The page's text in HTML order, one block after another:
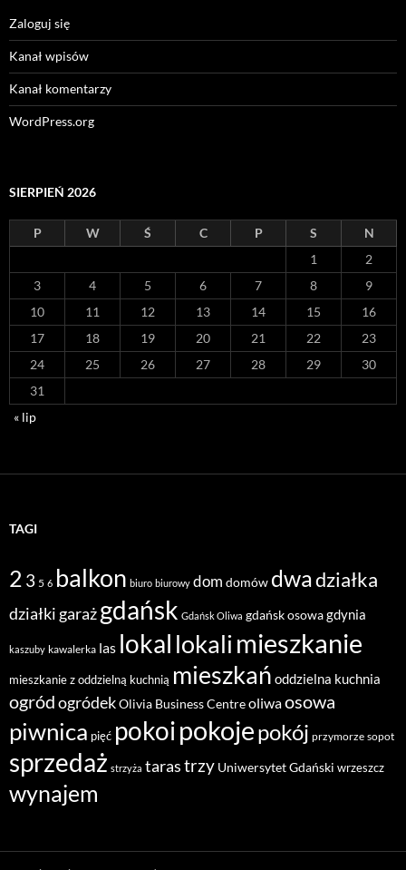
Zaloguj się
Kanał wpisów
Kanał komentarzy
WordPress.org
SIERPIEŃ 2026
P W Ś C P S
N
1
2
3
4 5 6 7 8
9
10
11 12 13 14 15
16
17
18 19 20 21 22
23
24
25 26 27 28 29
30
31
« lip
TAGI
2 3 5 6 balkon biuro biurowy dom domów dwadziałka
działki garażgdańsk Gdańsk Oliwa gdańsk osowagdynia
kaszuby kawalerka las lokal lokalimieszkanie
mieszkanie z oddzielną kuchnią mieszkań oddzielna kuchnia
ogródogródekOlivia Business Centreoliwaosowa
piwnica pięć pokoipokojepokój przymorze sopot
sprzedaż strzyża tarastrzy Uniwersytet Gdański wrzeszcz
wynajem